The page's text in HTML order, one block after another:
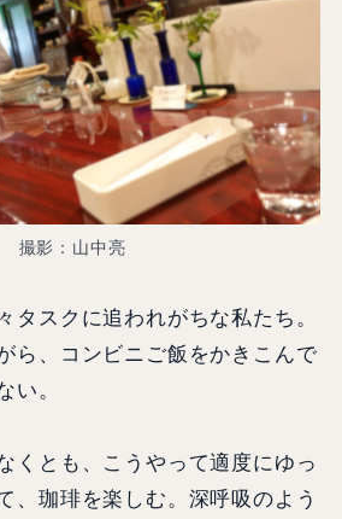
撮影：山中亮
タスクに追われがちな私たち。
ら、コンビニご飯をかきこんで
い。
くとも、こうやって適度にゆっ
、珈琲を楽しむ。深呼吸のよう